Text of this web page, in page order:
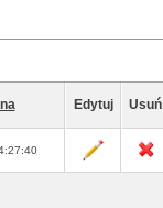
Edytuj Usuń